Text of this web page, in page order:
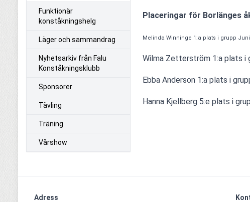
Funktionär
konståkningshelg
Läger och sammandrag
Nyhetsarkiv från Falu
Konståkningsklubb
Sponsorer
Tävling
Träning
Vårshow
Placeringar för Borlänges
Melinda Winninge 1:a plats i grupp
Wilma Zetterström 1:a plats i
Ebba Anderson 1:a plats i
Hanna Kjellberg 5:e plats i
Adress